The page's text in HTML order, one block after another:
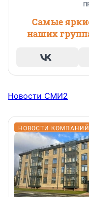
Самые
наших
Новости СМИ2
НОВОСТИ КОМПАНИЙ